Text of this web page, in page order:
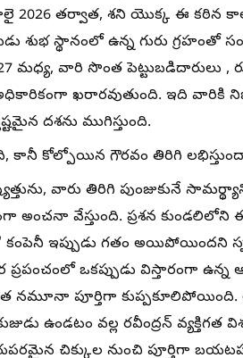
2026 తర్వాత, శని యొక్క ఈ కఠిన
శుభ స్థానంలో ఉన్న గురు గ్రహంతో
మధ్య, వారి సొంత పెట్టుబడిదారులు
అధికారికంగా ఖరారవుతుంది. ఇది
దశను ముగిస్తుంది.
కోల్పోయిన గౌరవం తిరిగి
వారు తిరిగి పుంజుకునే
అంచనా వేస్తుంది. ప్రశన కుండలిలోని
కంపెనీ ఇప్పుడు గతం అయిపోయిందని
ఒకప్పుడు విస్తారంగా
నమూనా పూర్తిగా
ఉండటం వల్ల రవీంద్రన్
చిక్కుల నుంచి పూర్తిగా